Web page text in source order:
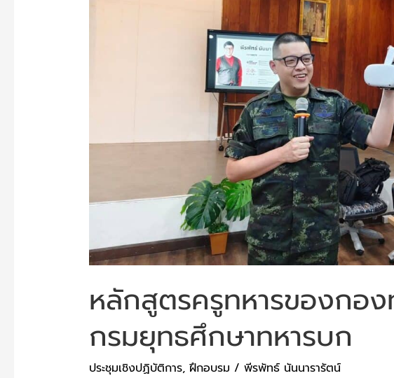
หลักสูตรครูทหารของกอ
กรมยุทธศึกษาทหารบก
ประชุมเชิงปฏิบัติการ, ฝึกอบรม / พีรพัทธ์ นันนารารัตน์